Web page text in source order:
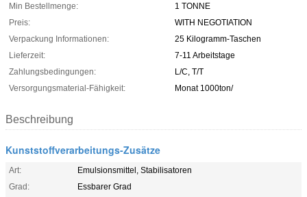
Min Bestellmenge:
1 TONNE
Preis:
WITH NEGOTIATION
Verpackung Informationen:
25 Kilogramm-Taschen
Lieferzeit:
7-11 Arbeitstage
Zahlungsbedingungen:
L/C, T/T
Versorgungsmaterial-Fähigkeit:
Monat 1000ton/
Beschreibung
Kunststoffverarbeitungs-Zusätze
Art:
Emulsionsmittel, Stabilisatoren
Grad:
Essbarer Grad